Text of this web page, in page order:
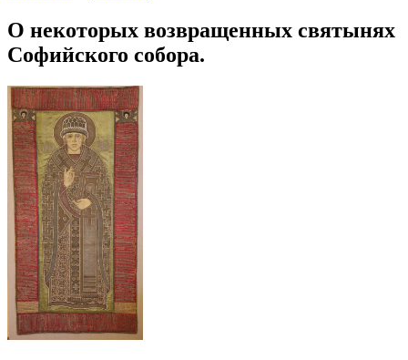
О некоторых возвращенных святынях
Софийского собора.